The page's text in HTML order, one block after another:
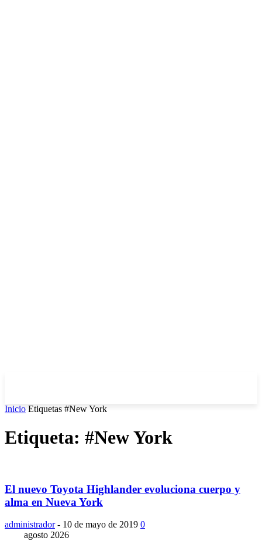
Inicio Etiquetas #New York
Etiqueta: #New York
El nuevo Toyota Highlander evoluciona cuerpo y
alma en Nueva York
administrador - 10 de mayo de 2019 0
agosto 2026